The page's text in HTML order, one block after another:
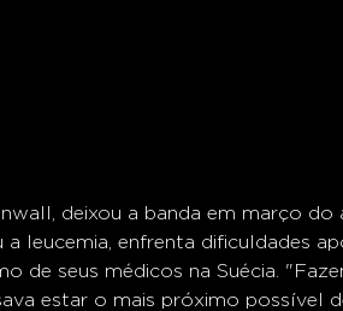
deixou a banda em março
a leucemia, enfrenta dificuldades
de seus médicos na Suécia.
estar o mais próximo possível